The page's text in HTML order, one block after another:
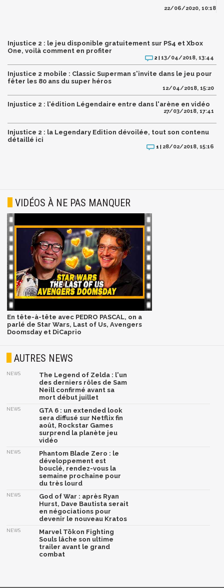
22/06/2020, 10:18
Injustice 2 : le jeu disponible gratuitement sur PS4 et Xbox
One, voilà comment en profiter
2 | 13/04/2018, 13:44
Injustice 2 mobile : Classic Superman s'invite dans le jeu pour
fêter les 80 ans du super héros
12/04/2018, 15:20
Injustice 2 : l'édition Légendaire entre dans l'arène en vidéo
27/03/2018, 17:41
Injustice 2 : la Legendary Edition dévoilée, tout son contenu
détaillé ici
1 | 28/02/2018, 15:16
VIDÉOS À NE PAS MANQUER
En tête-à-tête avec PEDRO PASCAL, on a
parlé de Star Wars, Last of Us, Avengers
Doomsday et DiCaprio
AUTRES NEWS
NEWS
The Legend of Zelda : l'un
des derniers rôles de Sam
Neill confirmé avant sa
mort début juillet
NEWS
GTA 6 : un extended look
sera diffusé sur Netflix fin
août, Rockstar Games
surprend la planète jeu
vidéo
NEWS
Phantom Blade Zero : le
développement est
bouclé, rendez-vous la
semaine prochaine pour
du très lourd
NEWS
God of War : après Ryan
Hurst, Dave Bautista serait
en négociations pour
devenir le nouveau Kratos
NEWS
Marvel Tōkon Fighting
Souls lâche son ultime
trailer avant le grand
combat